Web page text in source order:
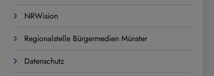
NRWision
Regionalstelle Bürgermedien Münster
Datenschutz